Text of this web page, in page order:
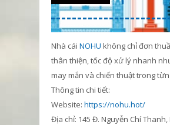
Nhà cáiNOHU không chỉ đơn
thân thiện, tốc độ xử lý nhanh
may mắn và chiến thuật trong
Thông tin chi tiết:
Website:https://nohu.hot/
Địa chỉ: 145 Đ. Nguyễn Chí